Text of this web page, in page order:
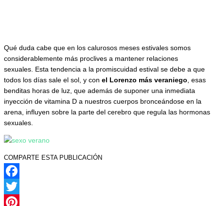
Qué duda cabe que en los calurosos meses estivales somos
considerablemente más proclives a mantener relaciones
sexuales. Esta tendencia a la promiscuidad estival se debe a que
todos los días sale el sol, y con el Lorenzo más veraniego , esas
benditas horas de luz, que además de suponer una inmediata
inyección de vitamina D a nuestros cuerpos bronceándose en la
arena, influyen sobre la parte del cerebro que regula las hormonas
sexuales.
COMPARTE ESTA PUBLICACIÓN
Facebook
Twitter